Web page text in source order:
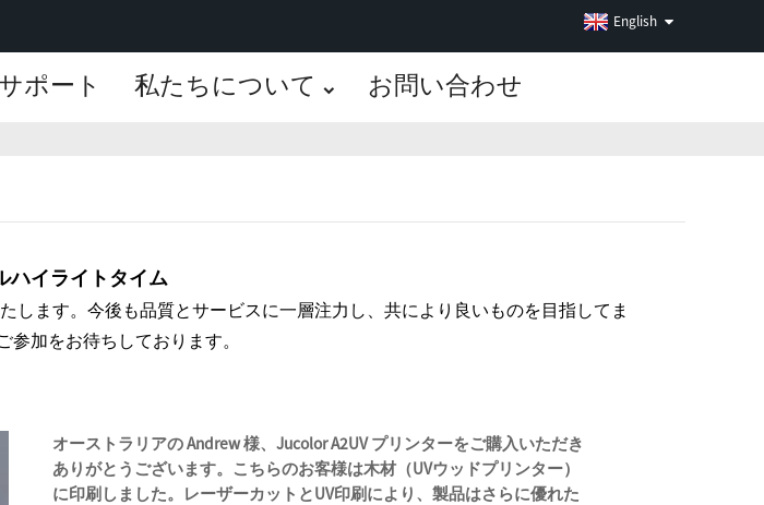
English
サポート 私たちについて お問い合わせ
ハイライトタイム
ます。今後も品質とサービスに一層注力し、共により良いものを目指してま
参加をお待ちしております。
オーストラリアの Andrew 様、Jucolor A2UV プリンターをご購入いただき
ありがとうございます。こちらのお客様は木材（UVウッドプリンター）
に印刷しました。レーザーカットとUV印刷により、製品はさらに優れた